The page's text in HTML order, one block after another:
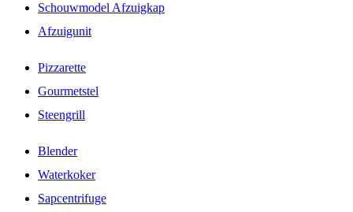
Schouwmodel Afzuigkap
Afzuigunit
Pizzarette
Gourmetstel
Steengrill
Blender
Waterkoker
Sapcentrifuge